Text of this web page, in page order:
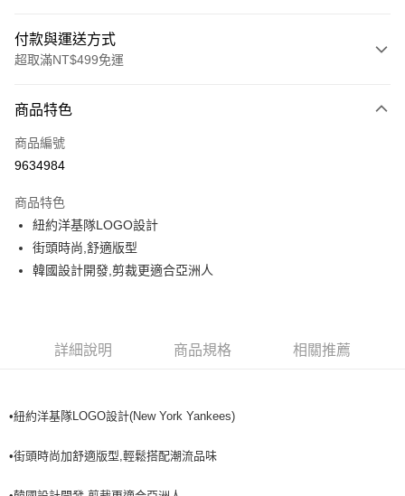
付款與運送方式
超取滿NT$499免運
信用卡一次付款
超商取貨付款
Apple Pay
街口支付
全家取貨付款<未取貨列黑名單/不支援離島取退>
全家取貨<不支援離島取退>
商品特色
商品編號
9634984
商品特色
紐約洋基隊LOGO設計
街頭時尚,舒適版型
韓國設計開發,剪裁更適合亞洲人
詳細說明 商品規格 相關推薦
•紐約洋基隊LOGO設計(New York Yankees)
•街頭時尚加舒適版型,輕鬆搭配潮流品味